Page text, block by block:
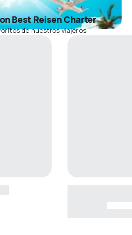
Best Reisen Charter
de nuestros viajeros